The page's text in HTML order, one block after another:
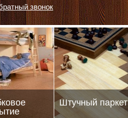
звонок
Штучный паркет